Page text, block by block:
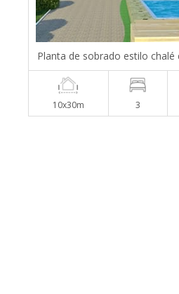
Planta de sobrado estilo chalé
10x30m 3